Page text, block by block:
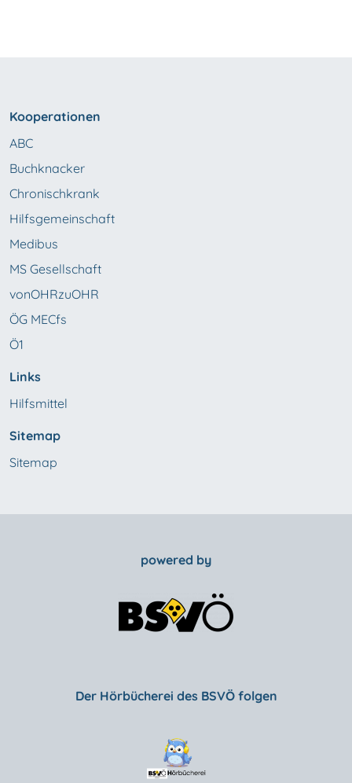
Kooperationen
ABC
Buchknacker
Chronischkrank
Hilfsgemeinschaft
Medibus
MS Gesellschaft
vonOHRzuOHR
ÖG MECfs
Ö1
Links
Hilfsmittel
Sitemap
Sitemap
powered by
Der Hörbücherei des BSVÖ folgen